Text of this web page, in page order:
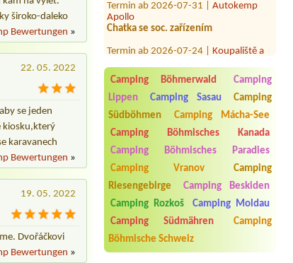
Chatka se soc. zařízením
Termin ab 2026-07-24 |Koupaliště a
kemp Chlumec nad Cidlinou
chatka 4 osoby
Termin ab 2026-08-21 |Chatová
osada Olešná
2xl 2 osoby a dítě 1,5roku2xl pro dvě
osoby s dítětem
Termin ab 2026-07-27 |Penzion U nás
doma
2 osoby chatka
Termin ab 2026-07-29 |Tábořiště
HOGAN u Šabiny
1x Zelt 1x Person
Termin ab 2026-08-05 |Autokemp
Pilák
Camping Böhmerwald
Camping
Lippen
Camping Sasau
Camping
Südböhmen
Camping Mácha-See
Camping Böhmisches Kanada
Camping Böhmisches Paradies
Camping Vranov
Camping
Riesengebirge
Camping Beskiden
Camping Rozkoš
Camping Moldau
Camping Südmähren
Camping
Böhmische Schweiz
široko-daleko
Bewertungen »
22. 05. 2022
se jeden
kiosku,který
karavanech
Bewertungen »
19. 05. 2022
Dvořáčkovi
Bewertungen »